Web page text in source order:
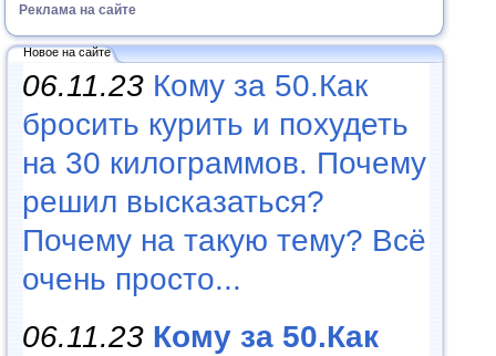
Реклама на сайте
Новое на сайте
06.11.23 Кому за 50.Как
бросить курить и похудеть
на 30 килограммов. Почему
решил высказаться?
Почему на такую тему? Всё
очень просто...
06.11.23 Кому за 50.Как